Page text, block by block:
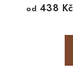
od 438 Kč